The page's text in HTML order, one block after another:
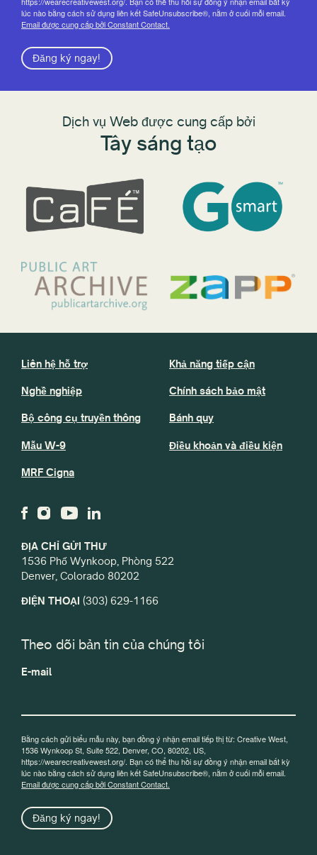
lúc nào bằng cách sử dụng liên kết SafeUnsubscribe®, nằm ở cuối mỗi email.
Email được cung cấp bởi Constant Contact.
Đăng ký ngay!
Dịch vụ Web được cung cấp bởi
Tây sáng tạo
ĐỊA CHỈ GỬI THƯ
1536 Phố Wynkoop, Phòng 522
Denver, Colorado 80202
ĐIỆN THOẠI (303) 629-1166
Liên hệ hỗ trợ
Nghề nghiệp
Bộ công cụ truyền thông
Mẫu W-9
MRF Cigna
Khả năng tiếp cận
Chính sách bảo mật
Bánh quy
Điều khoản và điều kiện
Theo dõi bản tin của chúng tôi
E-mail
Bằng cách gửi biểu mẫu này, bạn đồng ý nhận email tiếp thị từ: Creative West,
1536 Wynkoop St, Suite 522, Denver, CO, 80202, US,
https://wearecreativewest.org/. Bạn có thể thu hồi sự đồng ý nhận email bất kỳ
lúc nào bằng cách sử dụng liên kết SafeUnsubscribe®, nằm ở cuối mỗi email.
Email được cung cấp bởi Constant Contact.
Đăng ký ngay!